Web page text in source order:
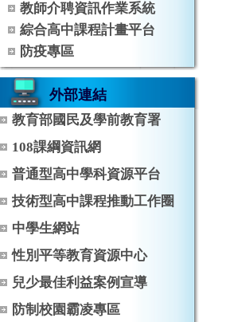
教師介聘資訊作業系統
綜合高中課程計畫平台
防疫專區
外部連結
教育部國民及學前教育署
108課綱資訊網
普通型高中學科資源平台
技術型高中課程推動工作圈
中學生網站
性別平等教育資源中心
兒少最佳利益案例宣導
防制校園霸凌專區